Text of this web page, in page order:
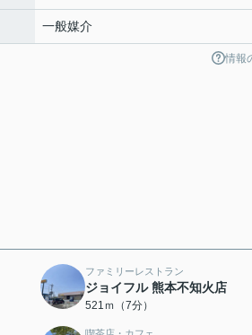
一般媒介
情報
ファミリーレストラン
ジョイフル 熊本不知火店
521ｍ（7分）